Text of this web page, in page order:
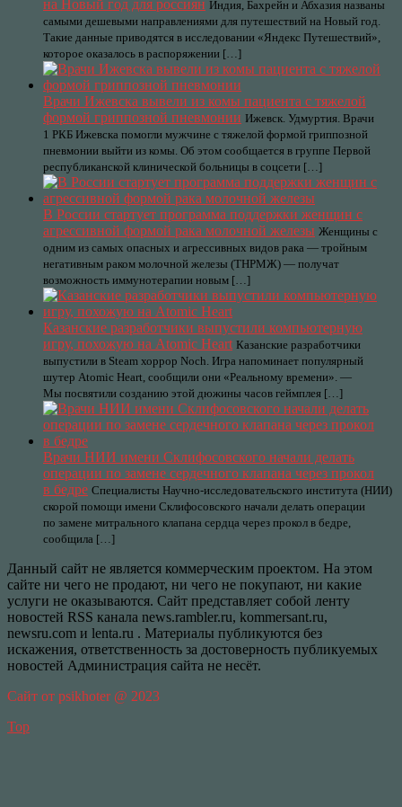
на Новый год для россиян Индия, Бахрейн и Абхазия названы
самыми дешевыми направлениями для путешествий на Новый год.
Такие данные приводятся в исследовании «Яндекс Путешествий»,
которое оказалось в распоряжении […]
Врачи Ижевска вывели из комы пациента с тяжелой
формой гриппозной пневмонии Ижевск. Удмуртия. Врачи
1 РКБ Ижевска помогли мужчине с тяжелой формой гриппозной
пневмонии выйти из комы. Об этом сообщается в группе Первой
республиканской клинической больницы в соцсети […]
В России стартует программа поддержки женщин с
агрессивной формой рака молочной железы Женщины с
одним из самых опасных и агрессивных видов рака — тройным
негативным раком молочной железы (ТНРМЖ) — получат
возможность иммунотерапии новым […]
Казанские разработчики выпустили компьютерную
игру, похожую на Atomic Heart Казанские разработчики
выпустили в Steam хоррор Noch. Игра напоминает популярный
шутер Atomic Heart, сообщили они «Реальному времени». —
Мы посвятили созданию этой дюжины часов геймплея […]
Врачи НИИ имени Склифосовского начали делать
операции по замене сердечного клапана через прокол
в бедре Специалисты Научно-исследовательского института (НИИ)
скорой помощи имени Склифосовского начали делать операции
по замене митрального клапана сердца через прокол в бедре,
сообщила […]
Данный сайт не является коммерческим проектом. На этом
сайте ни чего не продают, ни чего не покупают, ни какие
услуги не оказываются. Сайт представляет собой ленту
новостей RSS канала news.rambler.ru, kommersant.ru,
newsru.com и lenta.ru . Материалы публикуются без
искажения, ответственность за достоверность публикуемых
новостей Администрация сайта не несёт.
Сайт от psikhoter @ 2023
Top